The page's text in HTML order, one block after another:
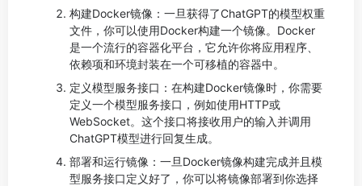
构建Docker镜像：一旦获得了ChatGPT的模型权重
文件，你可以使用Docker构建一个镜像。Docker
是一个流行的容器化平台，它允许你将应用程序、
依赖项和环境封装在一个可移植的容器中。
定义模型服务接口：在构建Docker镜像时，你需要
定义一个模型服务接口，例如使用HTTP或
WebSocket。这个接口将接收用户的输入并调用
ChatGPT模型进行回复生成。
部署和运行镜像：一旦Docker镜像构建完成并且模
型服务接口定义好了，你可以将镜像部署到你选择